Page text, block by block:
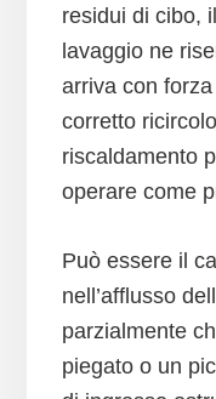
residui di cibo,
lavaggio ne
arriva con
corretto
riscaldamento
operare come
Può essere il
nell’afflusso
parzialmente
piegato o un